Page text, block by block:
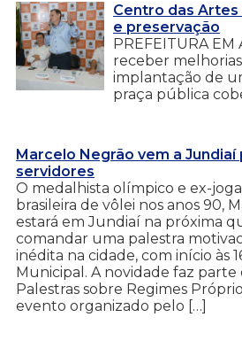
Centro das
e preservação
PREFEITURA EM
receber
implantação de
praça pública
Marcelo Negrão vem a
servidores
O medalhista olímpico e ex-
brasileira de vôlei nos anos 90,
estará em Jundiaí na próxima
comandar uma palestra
inédita na cidade, com início às
Municipal. A novidade faz parte
Palestras sobre Regimes
evento organizado pelo […]